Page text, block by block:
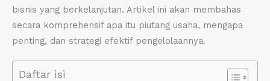
bisnis yang berkelanjutan. Artikel ini akan membahas
secara komprehensif apa itu piutang usaha, mengapa
penting, dan strategi efektif pengelolaannya.
Daftar isi